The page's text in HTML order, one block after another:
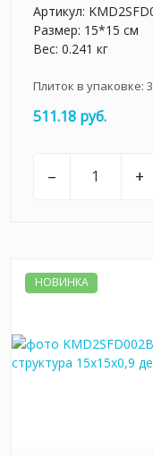
Артикул:
Размер: 15*15 см
Вес: 0.241 кг
Плиток в упаковке:
511.18 руб.
– +
НОВИНКА